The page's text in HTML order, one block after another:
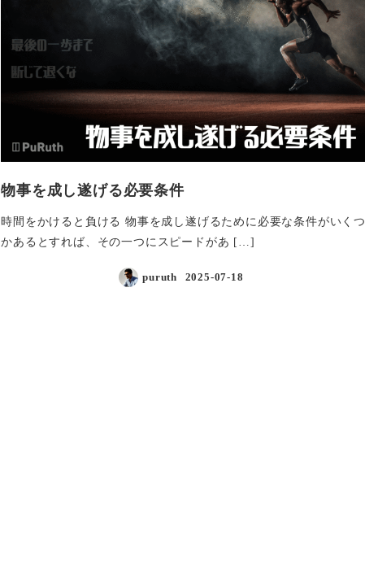
物事を成し遂げる必要条件
時間をかけると負ける 物事を成し遂げるために必要な条件がいくつ
かあるとすれば、その一つにスピードがあ […]
puruth 2025-07-18